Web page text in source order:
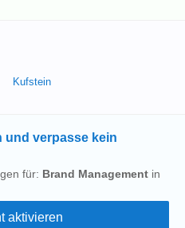
Kufstein
und verpasse kein
für: Brand Management in